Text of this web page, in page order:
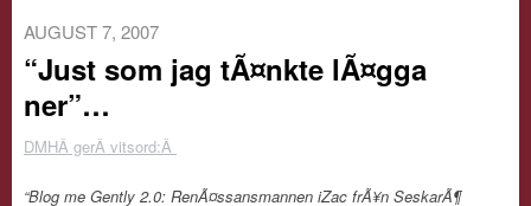
AUGUST 7, 2007
“Just som jag tÃ¤nkte lÃ¤gga
ner”…
DMHÂ gerÂ vitsord:Â
“Blog me Gently 2.0: RenÃ¤ssansmannen iZac frÃ¥n SeskarÃ¶